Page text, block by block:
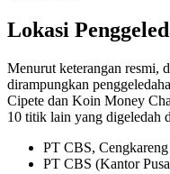
Lokasi
Menurut keterangan resmi,
dirampungkan
Cipete dan Koin Money
10 titik lain yang digeledah
PT CBS,
PT CBS (Kantor